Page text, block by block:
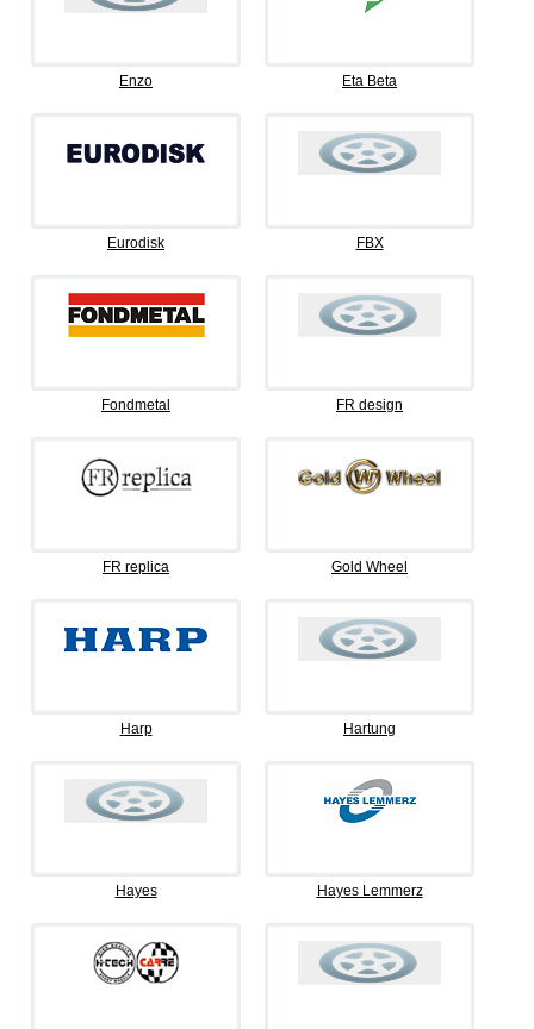
Enzo Eta Beta
Eurodisk FBX
Fondmetal FR design
FR replica Gold Wheel
Harp Hartung
Hayes Hayes Lemmerz